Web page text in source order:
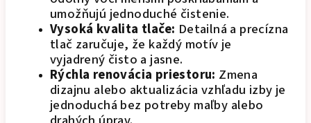
umožňujú jednoduché čistenie.
Vysoká kvalita tlače: Detailná a precízna
tlač zaručuje, že každý motív je
vyjadrený čisto a jasne.
Rýchla renovácia priestoru: Zmena
dizajnu alebo aktualizácia vzhľadu izby je
jednoduchá bez potreby maľby alebo